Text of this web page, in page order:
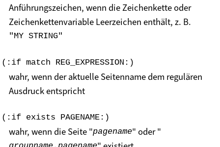
Anführungszeichen, wenn die Zeichenkette oder
Zeichenkettenvariable Leerzeichen enthält, z. B.
"MY STRING"
(:if match REG_EXPRESSION:)
wahr, wenn der aktuelle Seitenname dem regulären
Ausdruck entspricht
(:if exists PAGENAME:)
wahr, wenn die Seite "pagename" oder "